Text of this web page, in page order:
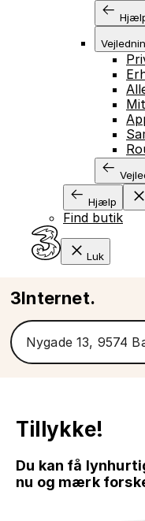
Hjælp
Find butik
Luk
3Internet.
Tillykke!
Du kan få
nu og mærk